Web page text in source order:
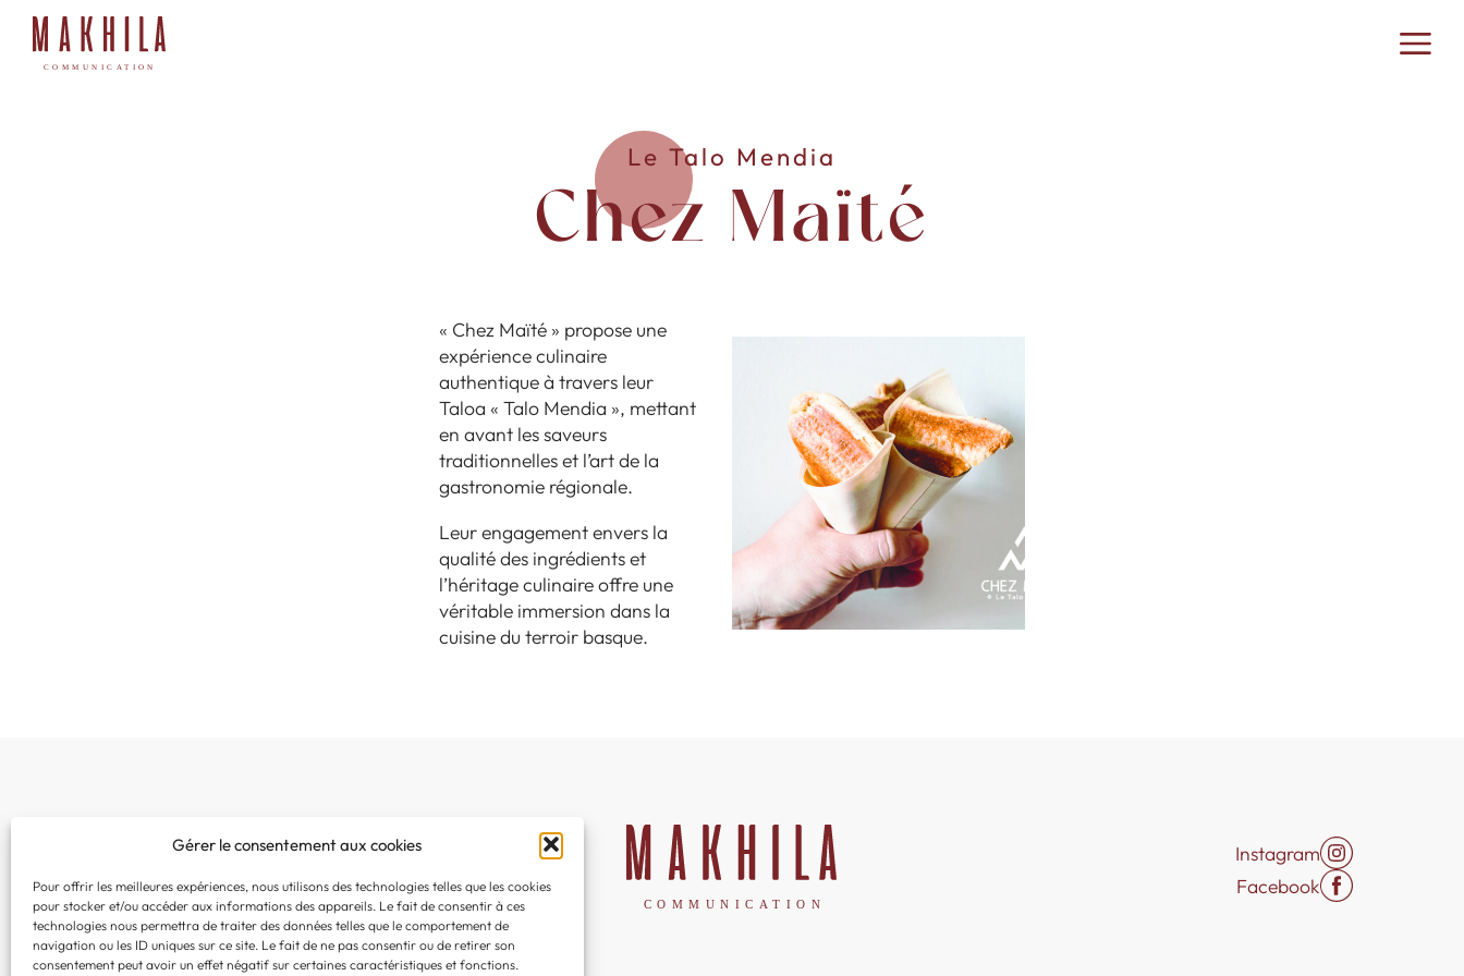
Gérer le consentement aux cookies
Pour offrir les meilleures expériences, nous utilisons des technologies telles que les cookies
pour stocker et/ou accéder aux informations des appareils. Le fait de consentir à ces
technologies nous permettra de traiter des données telles que le comportement de
navigation ou les ID uniques sur ce site. Le fait de ne pas consentir ou de retirer son
consentement peut avoir un effet négatif sur certaines caractéristiques et fonctions.
Le Talo Mendia
Chez Maïté
« Chez Maïté » propose une
expérience culinaire
authentique à travers leur
Taloa « Talo Mendia », mettant
en avant les saveurs
traditionnelles et l’art de la
gastronomie régionale.
Leur engagement envers la
qualité des ingrédients et
l’héritage culinaire offre une
véritable immersion dans la
cuisine du terroir basque.
06 51 24 42 47
contact@makhilacom.com
Instagram
Facebook